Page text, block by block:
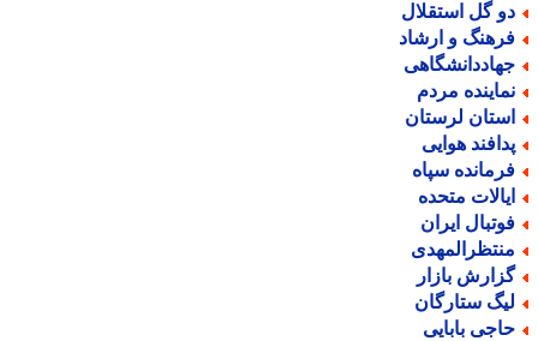
گل استقلال
و ارشاد
مردم
لرستان
هوایی
سپاه
متحده
ایران
بازار
ستارگان
بابایی